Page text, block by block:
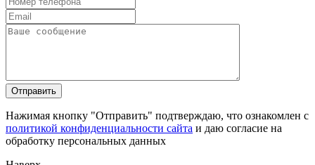
Нажимая кнопку "Отправить" подтверждаю, что ознакомлен с
политикой конфиденциальности сайта и даю согласие на
обработку персональных данных